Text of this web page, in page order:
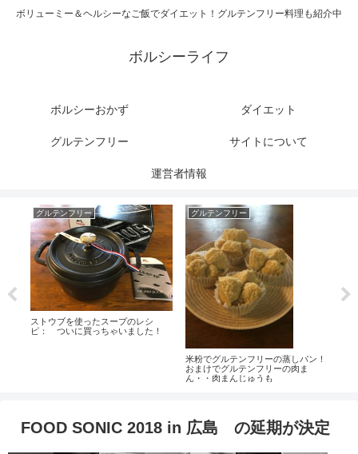
ボリューミー＆ヘルシーなご飯でダイエット！グルテンフリー料理も紹介中
ボルシーライフ
ボルシーおかず ダイエット
グルテンフリー サイトについて
運営者情報
グルテンフリー
ストウブを使ったスープのレシ
ピ： ついに買っちゃいました！
グルテンフリー
米粉でグルテンフリーの蒸しパン！
おまけでグルテンフリーの肉ま
ん・・肉まんじゅうも
FOOD SONIC 2018 in 広島 の延期が決定